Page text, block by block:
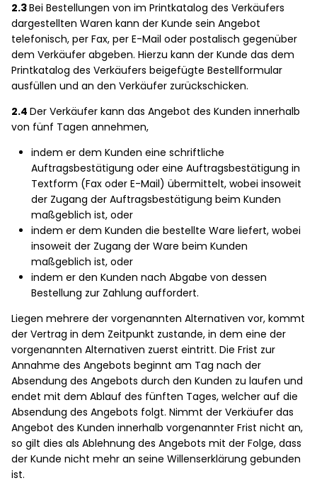
2.3Bei Bestellungen von im Printkatalog des Verkäufers
dargestellten Waren kann der Kunde sein Angebot
telefonisch, per Fax, per E-Mail oder postalisch gegenüber
dem Verkäufer abgeben. Hierzu kann der Kunde das dem
Printkatalog des Verkäufers beigefügte Bestellformular
ausfüllen und an den Verkäufer zurückschicken.
2.4 Der Verkäufer kann das Angebot des Kunden innerhalb
von fünf Tagen annehmen,
indem er dem Kunden eine schriftliche
Auftragsbestätigung oder eine Auftragsbestätigung in
Textform (Fax oder E-Mail) übermittelt, wobei insoweit
der Zugang der Auftragsbestätigung beim Kunden
maßgeblich ist, oder
indem er dem Kunden die bestellte Ware liefert, wobei
insoweit der Zugang der Ware beim Kunden
maßgeblich ist, oder
indem er den Kunden nach Abgabe von dessen
Bestellung zur Zahlung auffordert.
Liegen mehrere der vorgenannten Alternativen vor, kommt
der Vertrag in dem Zeitpunkt zustande, in dem eine der
vorgenannten Alternativen zuerst eintritt. Die Frist zur
Annahme des Angebots beginnt am Tag nach der
Absendung des Angebots durch den Kunden zu laufen und
endet mit dem Ablauf des fünften Tages, welcher auf die
Absendung des Angebots folgt. Nimmt der Verkäufer das
Angebot des Kunden innerhalb vorgenannter Frist nicht an,
so gilt dies als Ablehnung des Angebots mit der Folge, dass
der Kunde nicht mehr an seine Willenserklärung gebunden
ist.